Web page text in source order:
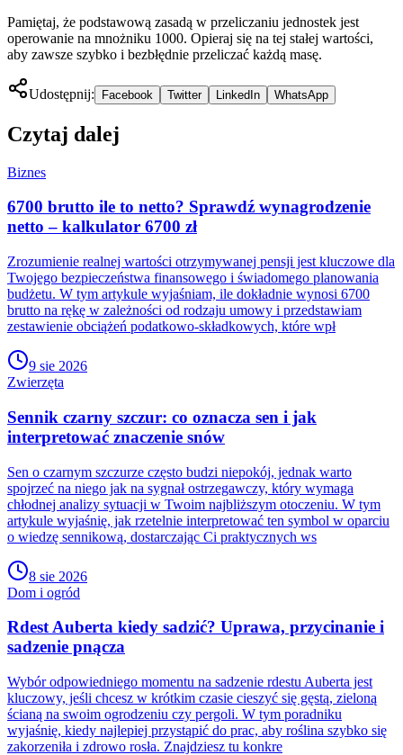
Pamiętaj, że podstawową zasadą w przeliczaniu jednostek jest
operowanie na mnożniku 1000. Opieraj się na tej stałej wartości,
aby zawsze szybko i bezbłędnie przeliczać każdą masę.
Udostępnij: Facebook Twitter LinkedIn WhatsApp
Czytaj dalej
Biznes
6700 brutto ile to netto? Sprawdź wynagrodzenie
netto – kalkulator 6700 zł
Zrozumienie realnej wartości otrzymywanej pensji jest kluczowe dla
Twojego bezpieczeństwa finansowego i świadomego planowania
budżetu. W tym artykule wyjaśniam, ile dokładnie wynosi 6700
brutto na rękę w zależności od rodzaju umowy i przedstawiam
zestawienie obciążeń podatkowo-składkowych, które wpł
9 sie 2026
Zwierzęta
Sennik czarny szczur: co oznacza sen i jak
interpretować znaczenie snów
Sen o czarnym szczurze często budzi niepokój, jednak warto
spojrzeć na niego jak na sygnał ostrzegawczy, który wymaga
chłodnej analizy sytuacji w Twoim najbliższym otoczeniu. W tym
artykule wyjaśnię, jak rzetelnie interpretować ten symbol w oparciu
o wiedzę sennikową, dostarczając Ci praktycznych ws
8 sie 2026
Dom i ogród
Rdest Auberta kiedy sadzić? Uprawa, przycinanie i
sadzenie pnącza
Wybór odpowiedniego momentu na sadzenie rdestu Auberta jest
kluczowy, jeśli chcesz w krótkim czasie cieszyć się gęstą, zieloną
ścianą na swoim ogrodzeniu czy pergoli. W tym poradniku
wyjaśnię, kiedy najlepiej przystąpić do prac, aby roślina szybko się
zakorzeniła i zdrowo rosła. Znajdziesz tu konkre